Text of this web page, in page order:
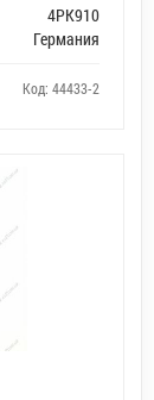
4PK910
Германия
Код: 44433-2